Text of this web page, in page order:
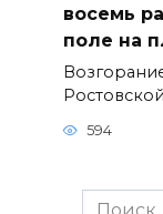
восемь
поле на
594
Search